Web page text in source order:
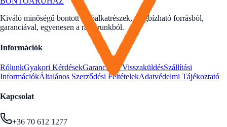
Kiváló minőségű bontott autóalkatrészek, megbízható forrásból,
garanciával, egyenesen a raktárunkból.
Információk
RólunkGyakori KérdésekGarancia és VisszaküldésSzállítási
InformációkÁltalános Szerződési FeltételekAdatvédelmi Tájékoztató
Kapcsolat
+36 70 612 1277